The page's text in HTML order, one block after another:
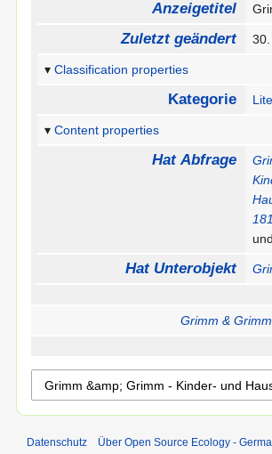
Anzeigetitel
Zuletzt geändert
Classification properties
Kategorie
Content properties
Hat Abfrage
Hat Unterobjekt
Grimm &
Datenschutz Über Open Source Ecology -